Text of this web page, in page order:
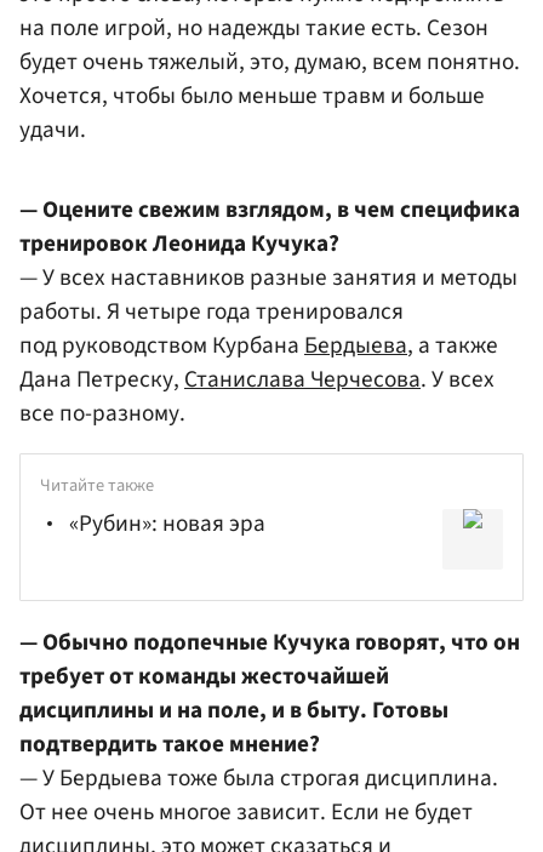
на поле игрой, но надежды такие есть. Сезон
будет очень тяжелый, это, думаю, всем понятно.
Хочется, чтобы было меньше травм и больше
удачи.
— Оцените свежим взглядом, в чем специфика
тренировок Леонида Кучука?
— У всех наставников разные занятия и методы
работы. Я четыре года тренировался
под руководством КурбанаБердыева, а также
Дана Петреску,Станислава Черчесова. У всех
все по-разному.
Читайте также
«Рубин»: новая эра
— Обычно подопечные Кучука говорят, что он
требует от команды жесточайшей
дисциплины и на поле, и в быту. Готовы
подтвердить такое мнение?
— У Бердыева тоже была строгая дисциплина.
От нее очень многое зависит. Если не будет